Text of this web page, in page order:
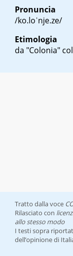
Pronuncia
/ko.loˈnje.ze/
Etimologia
da "Colonia"
Tratto dalla voce
Rilasciato con
allo stesso modo
I testi sopra
dell’opinione di